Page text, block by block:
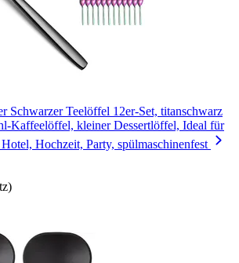
Schwarzer Teelöffel 12er-Set, titanschwarz
Kaffeelöffel, kleiner Dessertlöffel, Ideal für
Hochzeit, Party, spülmaschinenfest